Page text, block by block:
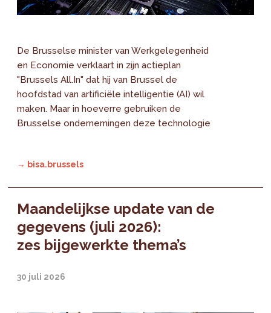
De Brusselse minister van Werkgelegenheid
en Economie verklaart in zijn actieplan
"Brussels All.In" dat hij van Brussel de
hoofdstad van artificiële intelligentie (AI) wil
maken. Maar in hoeverre gebruiken de
Brusselse ondernemingen deze technologie
→ bisa.brussels
Maandelijkse update van de
gegevens (juli 2026):
zes bijgewerkte thema’s
30 juli 2026